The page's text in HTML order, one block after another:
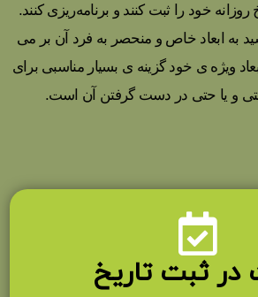
خود را ثبت کنند و برنامه‌ریزی کنند.
به ابعاد خاص و منحصر به فرد آن بر می
ویژه ی خود گزینه ی بسیار مناسبی برای
و یا حتی در دست گرفتن آن است.
ثبت تاریخ